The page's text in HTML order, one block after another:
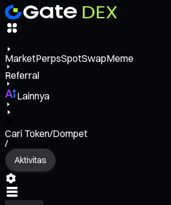
MarketPerpsSpotSwapMeme
Referral
Lainnya
Cari Token/Dompet
/
Aktivitas